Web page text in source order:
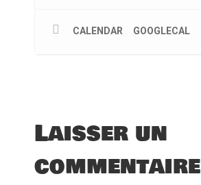
CALENDAR GOOGLECAL
Laisser un
commentaire